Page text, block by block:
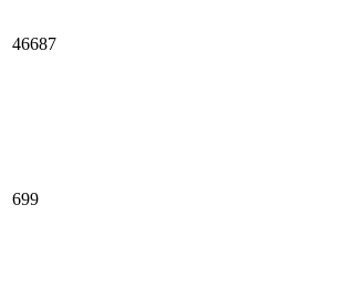
46687
699